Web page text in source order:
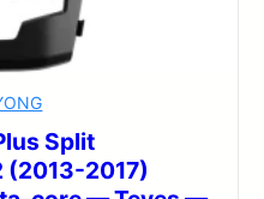
Split
(2013-2017)